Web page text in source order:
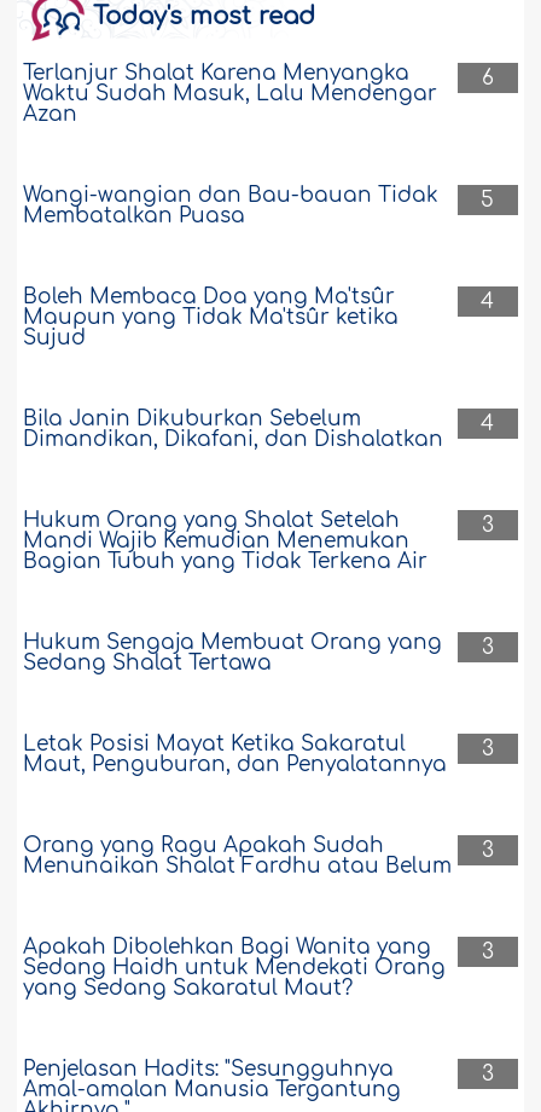
Today's most read
6
Terlanjur Shalat Karena Menyangka
Waktu Sudah Masuk, Lalu Mendengar
Azan
5
Wangi-wangian dan Bau-bauan Tidak
Membatalkan Puasa
4
Boleh Membaca Doa yang Ma'tsûr
Maupun yang Tidak Ma'tsûr ketika
Sujud
4
Bila Janin Dikuburkan Sebelum
Dimandikan, Dikafani, dan Dishalatkan
3
Hukum Orang yang Shalat Setelah
Mandi Wajib Kemudian Menemukan
Bagian Tubuh yang Tidak Terkena Air
3
Hukum Sengaja Membuat Orang yang
Sedang Shalat Tertawa
3
Letak Posisi Mayat Ketika Sakaratul
Maut, Penguburan, dan Penyalatannya
3
Orang yang Ragu Apakah Sudah
Menunaikan Shalat Fardhu atau Belum
3
Apakah Dibolehkan Bagi Wanita yang
Sedang Haidh untuk Mendekati Orang
yang Sedang Sakaratul Maut?
3
Penjelasan Hadits: "Sesungguhnya
Amal-amalan Manusia Tergantung